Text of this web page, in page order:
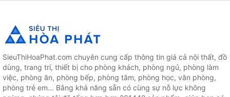
SieuThiHoaPhat.com chuyên cung cấp thông tin giá cả nội thất, đồ
dùng, trang trí, thiết bị cho phòng khách, phòng ngủ, phòng làm
việc, phòng ăn, phòng bếp, phòng tắm, phòng học, văn phòng,
phòng trẻ em... Bằng khả năng sẵn có cùng sự nỗ lực không